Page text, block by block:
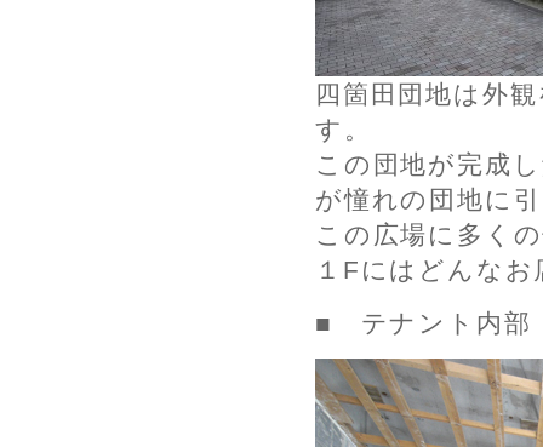
四箇田団地は外
す。
この団地が完成
が憧れの団地に
この広場に多く
１Fにはどんな
■ テナント内部